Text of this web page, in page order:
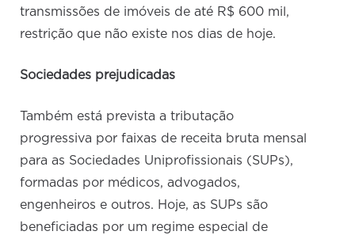
transmissões de imóveis de até R$ 600 mil,
restrição que não existe nos dias de hoje.
Sociedades prejudicadas
Também está prevista a tributação
progressiva por faixas de receita bruta mensal
para as Sociedades Uniprofissionais (SUPs),
formadas por médicos, advogados,
engenheiros e outros. Hoje, as SUPs são
beneficiadas por um regime especial de